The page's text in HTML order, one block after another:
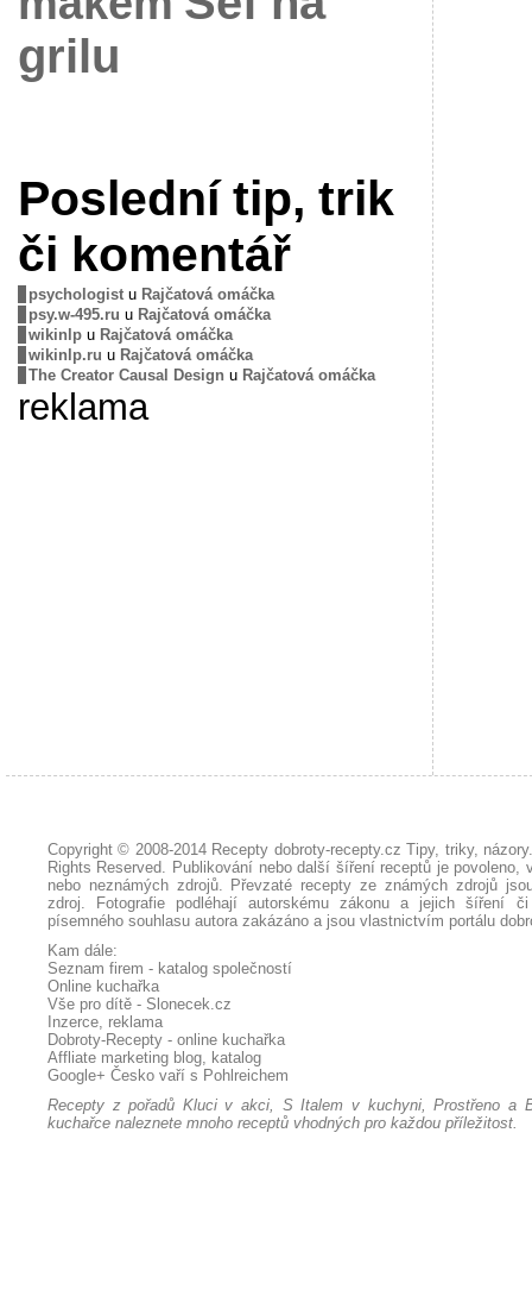
grilu
Poslední tip, trik
či komentář
psychologistu Rajčatová omáčka
psy.w-495.ru u Rajčatová omáčka
wikinlpu Rajčatová omáčka
wikinlp.ru u Rajčatová omáčka
The Creator Causal Design u Rajčatová omáčka
reklama
Copyright © 2008-2014 Recepty dobroty-recepty.cz Tipy, triky,
Rights Reserved. Publikování nebo další šíření receptů je povoleno,
nebo neznámých zdrojů. Převzaté recepty ze známých zdrojů
zdroj. Fotografie podléhají autorskému zákonu a jejich šíření
písemného souhlasu autora zakázáno a jsou vlastnictvím portálu
Kam dále:
Seznam firem - katalog společností
Online kuchařka
Vše pro dítě - Slonecek.cz
Inzerce, reklama
Dobroty-Recepty - online kuchařka
Affliate marketing blog, katalog
Google+ Česko vaří s Pohlreichem
Recepty z pořadů Kluci v akci, S Italem v kuchyni, Prostřeno a
kuchařce naleznete mnoho receptů vhodných pro každou příležitost.